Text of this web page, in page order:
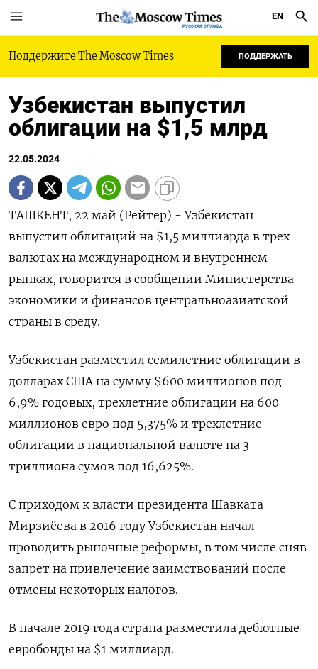
РУССКАЯ СЛУЖБА
EN
Поддержите The Moscow Times ПОДДЕРЖАТЬ
Узбекистан выпустил
облигации на $1,5 млрд
22.05.2024
ТАШКЕНТ, 22 май (Рейтер) - Узбекистан
выпустил облигаций на $1,5 миллиарда в трех
валютах на международном и внутреннем
рынках, говорится в сообщении Министерства
экономики и финансов центральноазиатской
страны в среду.
Узбекистан разместил семилетние облигации в
долларах США на сумму $600 миллионов под
6,9% годовых, трехлетние облигации на 600
миллионов евро под 5,375% и трехлетние
облигации в национальной валюте на 3
триллиона сумов под 16,625%.
С приходом к власти президента Шавката
Мирзиёева в 2016 году Узбекистан начал
проводить рыночные реформы, в том числе сняв
запрет на привлечение заимствований после
отмены некоторых налогов.
В начале 2019 года страна разместила дебютные
евробонды на $1 миллиард.